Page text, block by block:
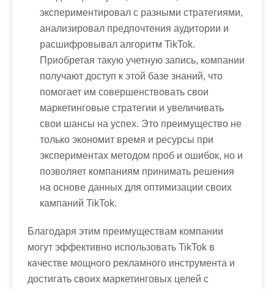
экспериментировал с разными стратегиями,
анализировал предпочтения аудитории и
расшифровывал алгоритм TikTok.
Приобретая такую учетную запись, компании
получают доступ к этой базе знаний, что
помогает им совершенствовать свои
маркетинговые стратегии и увеличивать
свои шансы на успех. Это преимущество не
только экономит время и ресурсы при
экспериментах методом проб и ошибок, но и
позволяет компаниям принимать решения
на основе данных для оптимизации своих
кампаний TikTok.
Благодаря этим преимуществам компании
могут эффективно использовать TikTok в
качестве мощного рекламного инструмента и
достигать своих маркетинговых целей с